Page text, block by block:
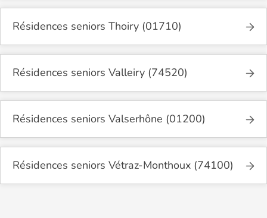
Résidences seniors Thoiry (01710)
Résidences seniors Valleiry (74520)
Résidences seniors Valserhône (01200)
Résidences seniors Vétraz-Monthoux (74100)